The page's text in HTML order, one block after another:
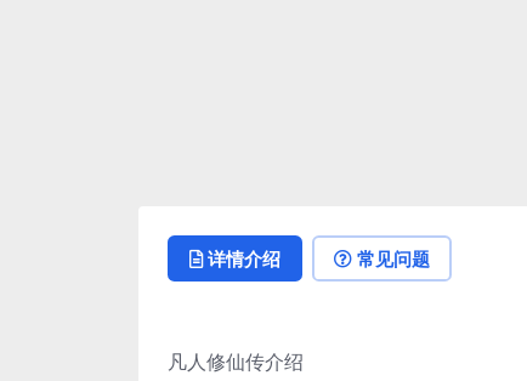
详情介绍 常见问题
凡人修仙传介绍